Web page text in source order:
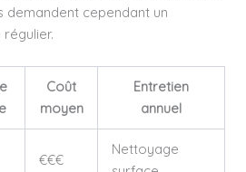
demandent cependant un
Coût
moyen
Entretien
annuel
€€€
Nettoyage